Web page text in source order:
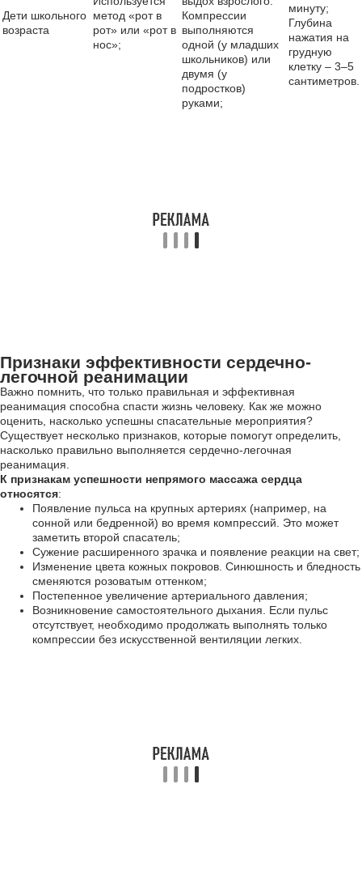
Дети школьного
возраста
метод «рот в
рот» или «рот в
нос»;
Компрессии
выполняются
одной (у младших
школьников) или
двумя (у
подростков)
руками;
минуту;
Глубина
нажатия на
грудную
клетку – 3–5
сантиметров.
Признаки эффективности сердечно-
легочной реанимации
Важно помнить, что только правильная и эффективная
реанимация способна спасти жизнь человеку. Как же можно
оценить, насколько успешны спасательные мероприятия?
Существует несколько признаков, которые помогут определить,
насколько правильно выполняется сердечно-легочная
реанимация.
К признакам успешности непрямого массажа сердца
относятся:
Появление пульса на крупных артериях (например, на
сонной или бедренной) во время компрессий. Это может
заметить второй спасатель;
Сужение расширенного зрачка и появление реакции на свет;
Изменение цвета кожных покровов. Синюшность и бледность
сменяются розоватым оттенком;
Постепенное увеличение артериального давления;
Возникновение самостоятельного дыхания. Если пульс
отсутствует, необходимо продолжать выполнять только
компрессии без искусственной вентиляции легких.